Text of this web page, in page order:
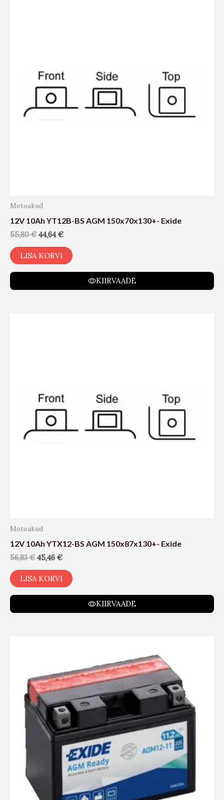
Motoakud
12V 10Ah YT12B-BS AGM 150x70x130+- Exide
55,80€ 44,64€
LISA KORVI
KIIRVAADE
Motoakud
12V 10Ah YTX12-BS AGM 150x87x130+- Exide
56,83€ 45,46 €
LISA KORVI
KIIRVAADE